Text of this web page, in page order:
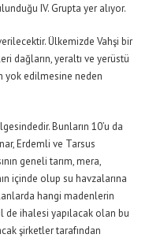
IV. Grupta yer alıyor.
Ülkemizde Vahşi bir
dağların, yeraltı ve yerüstü
yok edilmesine neden
Bunların 10’u da
Erdemli ve Tarsus
geneli tarım, mera,
içinde olup su havzalarına
hangi madenlerin
de ihalesi yapılacak olan bu
şirketler tarafından